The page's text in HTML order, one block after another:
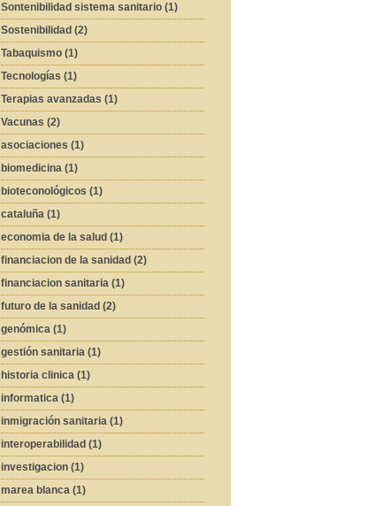
Sontenibilidad sistema sanitario (1)
Sostenibilidad (2)
Tabaquismo (1)
Tecnologías (1)
Terapias avanzadas (1)
Vacunas (2)
asociaciones (1)
biomedicina (1)
bioteconológicos (1)
cataluña (1)
economia de la salud (1)
financiacion de la sanidad (2)
financiacion sanitaria (1)
futuro de la sanidad (2)
genómica (1)
gestión sanitaria (1)
historia clinica (1)
informatica (1)
inmigración sanitaria (1)
interoperabilidad (1)
investigacion (1)
marea blanca (1)